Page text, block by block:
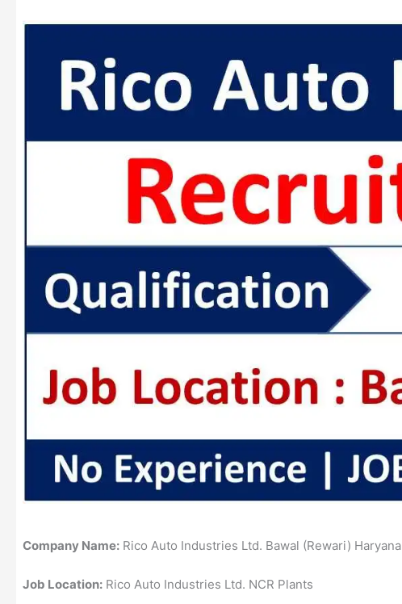
Company Name:Rico Auto Industries Ltd. Bawal (Rewari) Haryana
Job Location:Rico Auto Industries Ltd. NCR Plants